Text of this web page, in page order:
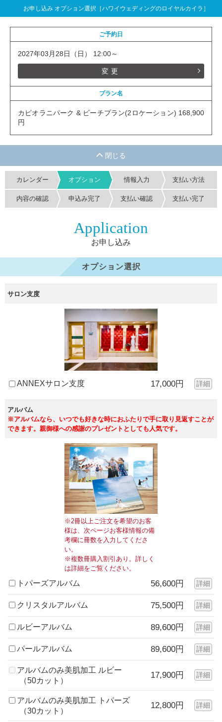
お申し込み オプション選択［ハワイウェディングのロイヤルカイラ］
ご予約日
2027年03月28日（日） 12:00～
変更
プラン名
カピオラニパーク & ビーチプラン(2ロケーション) 168,900
円
カレンダー オプション 情報入力 支払い方法
内容の確認 申込み完了 支払い確認 支払い完了
Application
お申し込み
オプション選択
サロン支度
ANNEXサロン支度 17,000円 詳細
アルバム
※アルバムなら、いつでも好きな時におふたりで手に取り見返すことが
できます。親御様への感謝のプレゼントとしても人気です。
※2冊以上ご注文を希望のお客
様は、次ページお客様情報の備
考欄に冊数を入力してくださ
い。
※複数冊購入割引あり。詳しく
は詳細をご覧ください。
トパーズアルバム 56,600円 詳細
クリスタルアルバム 75,500円 詳細
ルビーアルバム 89,600円 詳細
パールアルバム 89,600円 詳細
アルバムのみ美肌加工 ルビー
（50カット）
17,900円 詳細
アルバムのみ美肌加工 トパーズ
（30カット）
12,800円 詳細